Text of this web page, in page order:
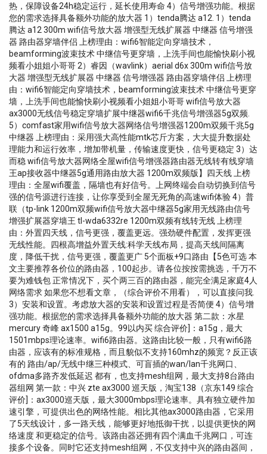
热，保障设备24h稳定运行，延长使用寿命 4）信号增强功能。根据
您的需求选择具备额外功能的放大器 1）tenda腾达 a12. 1）tenda
腾达 a12 300m wifi信号放大器 增强型无线扩展器 中继器 信号增强
器 路由器穿墙伴侣 上榜理由：wifi6智能定向穿墙技术，
beamforming波束技术 中继信号更穿墙，上洗手间也能愉快刷小视
频看小姐姐小哥哥 2）睿因（wavlink）aerial d6x 300m wifi信号放
大器 增强型无线扩展器 中继器 信号增强器 路由器穿墙伴侣 上榜理
由：wifi6智能定向穿墙技术，beamforming波束技术 中继信号更穿
墙，上洗手间也能愉快刷小视频看小姐姐小哥哥 wifi信号放大器
ax3000无线信号稳定穿墙扩展中继器wifi6千兆信号增强器5g双频.
5）comfast家用wifi信号放大器网络信号增强器1200m双频千兆5g
中继器 上榜理由：采用强大高性能mtk芯斤方案，大大提升数据处
理能力和运行效率，增加带机量，传输速度更快，信号更稳定 3）达
而稳 wifi信号放大器网络全屋wifi信号增强器路由器无线转有线穿墙
王ap接收器中继器5g通用路由放大器 1200m双频版】四天线 上榜
理由：全屋wifi覆盖，隔墙也有好信号。上网终端会自动切换到信号
强的信号源进行连接，让你享受到全屋无死角的高速wifi体验 4）普
联（tp-link 1200m双频wifi信号放大器中继器5g家用无线路由信号
增强扩展器穿墙王 tl-wda6332re 1200m双频有线转无线 上榜理
由：外置四天线，信号更强，覆盖更远。强劲硬件配置，发挥更强
无线性能。四根高增益外置天线:科学天线布局，提高天线间隔离
度，降低干扰，信号更强，覆盖更广 5个面板+9口路由【5色可选 本
文主要推荐各价位的路由器，100起步。请各位按按需挑选，千万不
要为难钱包 正常情况下，买个两三百的路由器，能完全满足家庭4人
网络需求 如果您不想看文章，（综合评价不用看），可以直接问我.
3）安装和设置。考虑放大器的安装和设置过程是否简便 4）信号增
强功能。根据您的需求选择具备额外功能的放大器 第二款：水星
mercury 奇峰 ax1500 a15g。99以内买 综合评价]：a15g，最大
1501mbps理论速率。wifi6路由器。这路由比较一般，只有wifi6路
由器，应该有的标准规格，而且貌似不支持160mhz的频宽？反正该
有的 路由/ap/无线中继三种模式、可盲插的wan/lan千兆网口、
ofdma多路齐发低延迟 都有，也支持mesh组网，最大支持8台路由
器组网 第一款：中兴 zte ax3000 巡天版，淘宝138（京东149 综合
评价]：ax3000巡天版，最大3000mbps理论速率。具有独立硬件加
速引擎，可提供出色的网络性能。相比其他ax3000路由器，它采用
了5天线设计，多一路天线，能够更好地抵御干扰，以提供更快的网
络速度 和更稳定的信号。该路由器还拥有四个满血千兆网口，可连
接多个设备。同时它还支持mesh组网，不仅支持中兴的路由器间，